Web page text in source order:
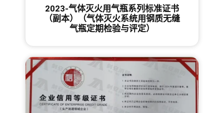
2023-气体灭火用气瓶系列标准证书
（副本）（气体灭火系统用钢质无缝
气瓶定期检验与评定）